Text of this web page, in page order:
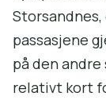
passasjene
på den
relativt kort